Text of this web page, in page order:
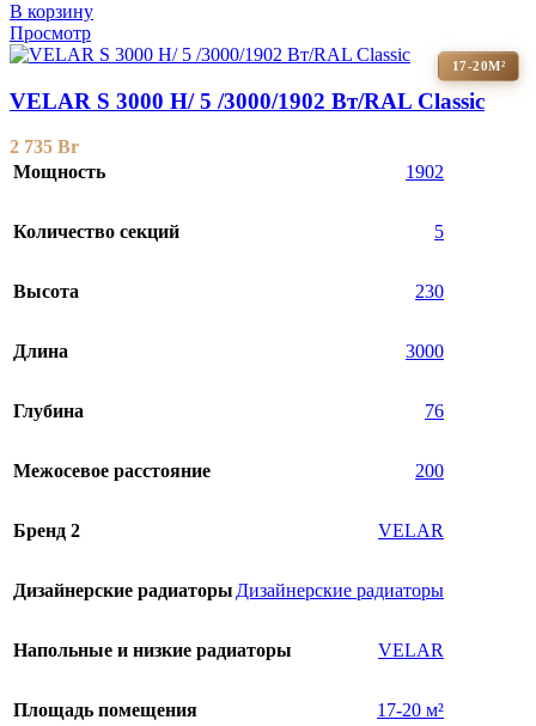
В корзину
Просмотр
17-20М²
VELAR S 3000 H/ 5 /3000/1902 Вт/RAL Classic
2 735 Br
Мощность
1902
Количество секций 5
Высота 230
Длина 3000
Глубина 76
Межосевое расстояние 200
Бренд 2 VELAR
Дизайнерские радиаторыДизайнерские радиаторы
Напольные и низкие радиаторы VELAR
Площадь помещения
17-20 м²